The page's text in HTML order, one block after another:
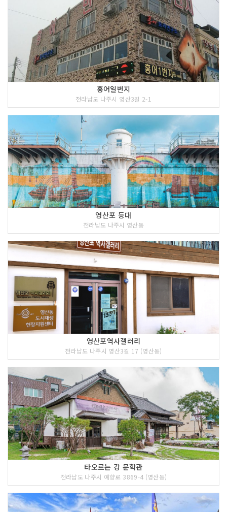
홍어일번지
전라남도 나주시 영산3길 2-1
영산포 등대
전라남도 나주시 영산동
영산포역사갤러리
전라남도 나주시 영산3길 17 (영산동)
타오르는 강 문학관
전라남도 나주시 예향로 3869-4 (영산동)